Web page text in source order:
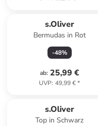
s.Oliver
Bermudas in Rot
-48%
ab: 25,99 €
UVP: 49,99 €*
s.Oliver
Top in Schwarz